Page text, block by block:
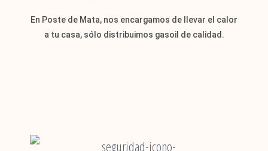
En Poste de Mata, nos encargamos de llevar el calor
a tu casa, sólo distribuimos gasoil de calidad.